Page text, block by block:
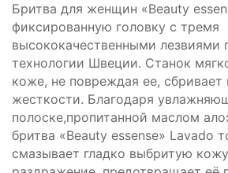
Бритва для женщин «Beauty
фиксированную головку с тремя
высококачественными лезвиями
технологии Швеции. Станок
коже, не повреждая ее,
жесткости. Благодаря
полоске,пропитанной маслом
бритва «Beauty essense» Lavado
смазывает гладко выбритую